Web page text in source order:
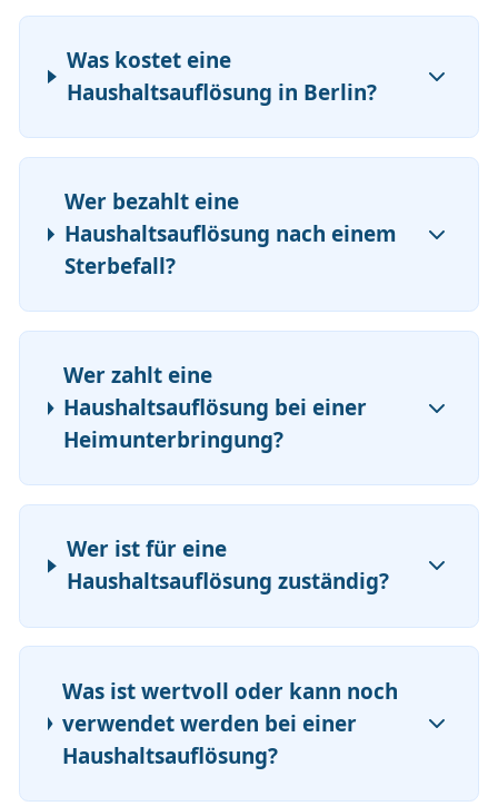
Was kostet eine
Haushaltsauflösung in Berlin?
Wer bezahlt eine
Haushaltsauflösung nach einem
Sterbefall?
Wer zahlt eine
Haushaltsauflösung bei einer
Heimunterbringung?
Wer ist für eine
Haushaltsauflösung zuständig?
Was ist wertvoll oder kann noch
verwendet werden bei einer
Haushaltsauflösung?